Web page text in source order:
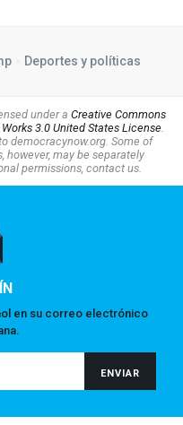
Deportes y políticas
under a Creative Commons
3.0 United States License.
democracynow.org. Some of
however, may be separately
permissions, contact us.
en su correo electrónico